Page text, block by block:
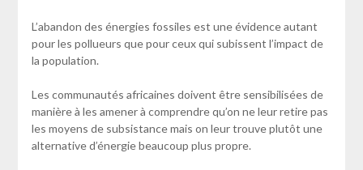
L’abandon des énergies fossiles est une évidence autant
pour les pollueurs que pour ceux qui subissent l’impact de
la population.
Les communautés africaines doivent être sensibilisées de
manière à les amener à comprendre qu’on ne leur retire pas
les moyens de subsistance mais on leur trouve plutôt une
alternative d’énergie beaucoup plus propre.